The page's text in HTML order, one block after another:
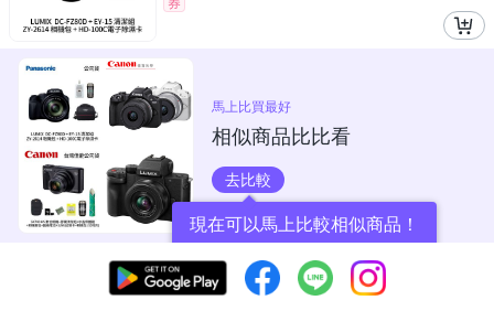
馬上比買最好
相似商品比比看
去比較
現在可以馬上比較相似商品！